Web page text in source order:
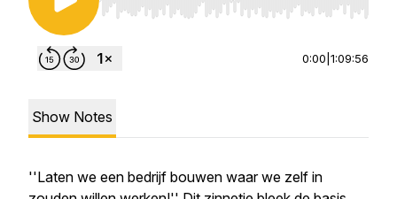
Use Left/Right to seek, Home/End to jump to
0:00 1:09:56
Show Notes
''Laten we een bedrijf bouwen waar we zelf in